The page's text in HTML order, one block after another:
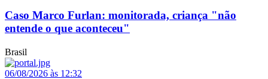
Caso Marco Furlan: monitorada, criança "não
entende o que aconteceu"
Brasil
06/08/2026 às 12:32